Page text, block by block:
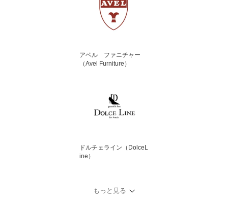
アベル ファニチャー
（Avel Furniture）
ドルチェライン（DolceL
ine）
もっと見る